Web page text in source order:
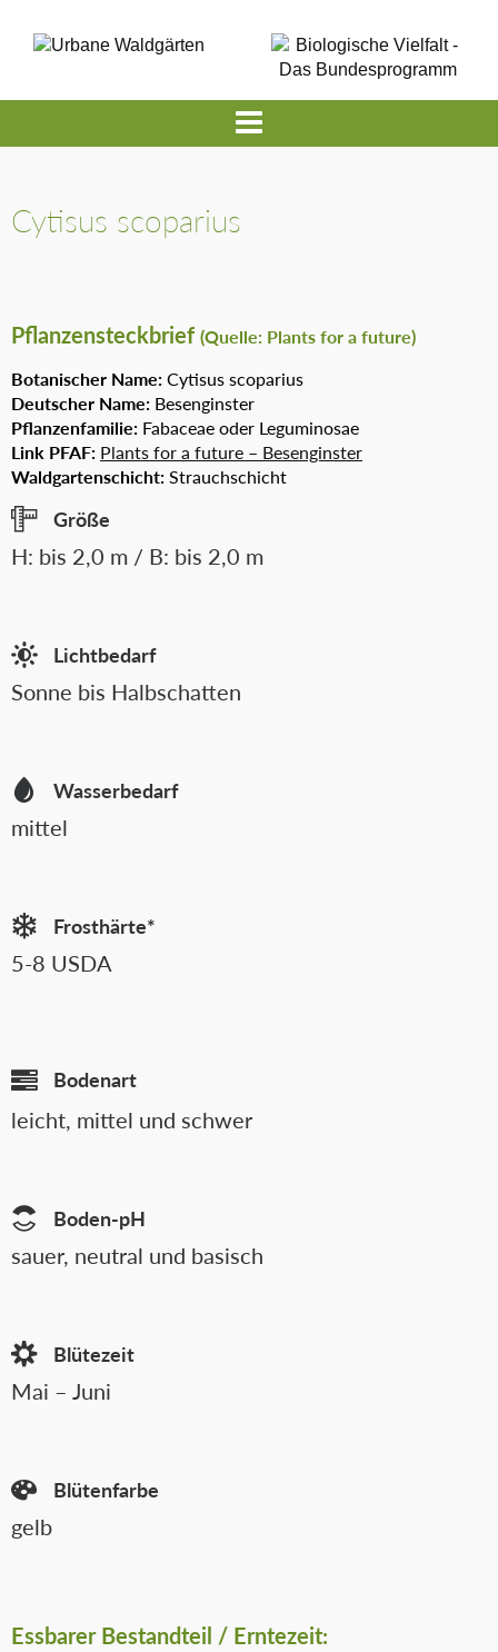
Cytisus scoparius
Pflanzensteckbrief (Quelle: Plants for a future)
Botanischer Name:Cytisus scoparius
Deutscher Name: Besenginster
Pflanzenfamilie: Fabaceae oder Leguminosae
Link PFAF: Plants for a future – Besenginster
Waldgartenschicht:Strauchschicht
Größe
H: bis 2,0 m / B: bis 2,0 m
Lichtbedarf
Sonne bis Halbschatten
Wasserbedarf
mittel
Frosthärte*
5-8 USDA
Bodenart
leicht, mittel und schwer
Boden-pH
sauer, neutral und basisch
Blütezeit
Mai – Juni
Blütenfarbe
gelb
EssbarerBestandteil / Erntezeit: